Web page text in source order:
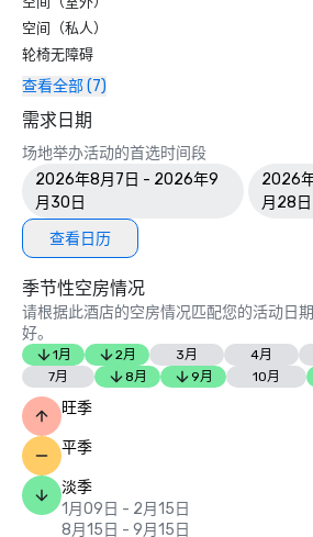
空间（私人）
轮椅无障碍
查看全部 (7)
需求日期
场地举办活动的首选时间段
2026年8月7日 - 2026年9
月30日
2026
月28日
查看日历
季节性空房情况
请根据此酒店的空房情况匹配您的活动日
好。
1月 2月 3月 4月
7月
8月 9月 10月
旺季
平季
淡季
1月09日 - 2月15日
8月15日 - 9月15日